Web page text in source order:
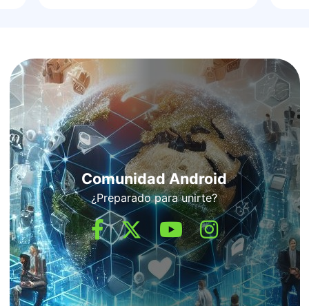
Comunidad Android
¿Preparado para unirte?